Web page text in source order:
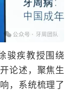
骏疾教授围绕
论述，聚焦生
，系统梳理了